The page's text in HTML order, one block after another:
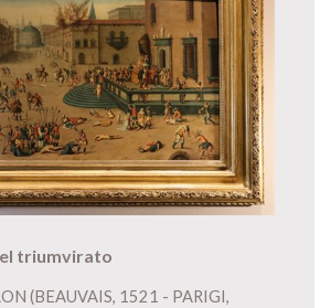
triumvirato
(BEAUVAIS, 1521 - PARIGI,